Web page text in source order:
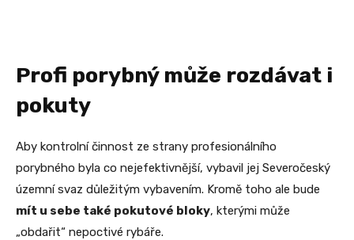
Profi porybný může rozdávat i
pokuty
Aby kontrolní činnost ze strany profesionálního
porybného byla co nejefektivnější, vybavil jej Severočeský
územní svaz důležitým vybavením. Kromě toho ale bude
mít u sebe také pokutové bloky, kterými může
„obdařit“ nepoctivé rybáře.